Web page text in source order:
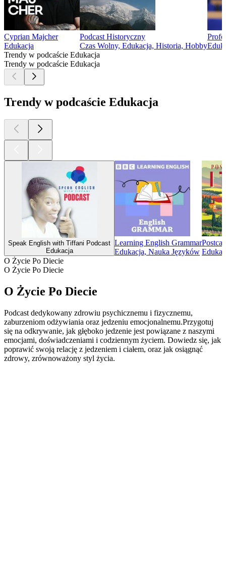
Cyprian Majcher
Edukacja
Podcast Historyczny
Czas Wolny, Edukacja, Historia, Hobby
Trendy w podcaście Edukacja
Trendy w podcaście Edukacja
Trendy w podcaście Edukacja
Speak English with Tiffani Podcast
Edukacja
Learning English Grammar
Edukacja, Nauka Języków
O Życie Po Diecie
O Życie Po Diecie
O Życie Po Diecie
Podcast dedykowany zdrowiu psychicznemu i fizycznemu,
zaburzeniom odżywiania oraz jedzeniu emocjonalnemu.Przygotuj
się na odkrywanie, jak głęboko jedzenie jest powiązane z naszymi
emocjami, doświadczeniami i codziennym życiem. Dowiedz się, jak
poprawić swoją relację z jedzeniem i ciałem, oraz jak osiągnąć
zdrowy, zrównoważony styl życia.